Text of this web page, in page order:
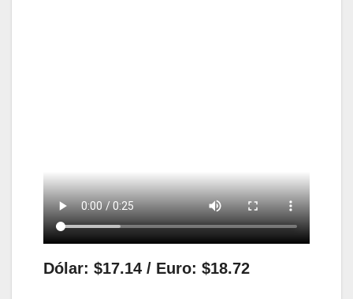
Dólar: $17.14 / Euro: $18.72